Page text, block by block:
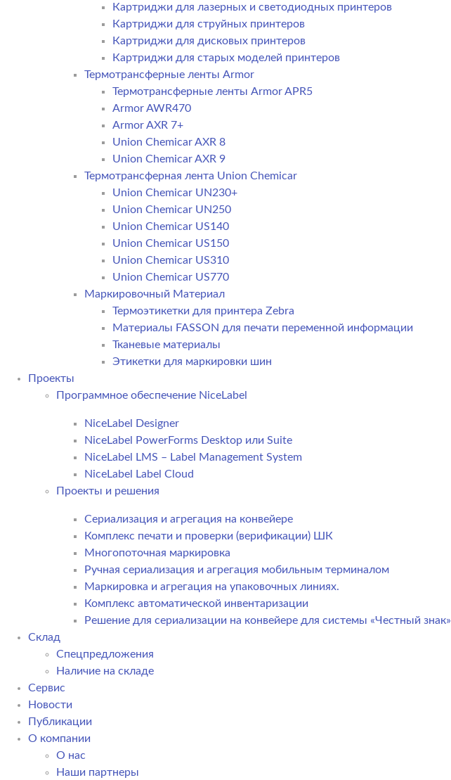
Картриджи для лазерных и светодиодных принтеров
Картриджи для струйных принтеров
Картриджи для дисковых принтеров
Картриджи для старых моделей принтеров
Термотрансферные ленты Armor
Термотрансферные ленты Armor APR5
Armor AWR470
Armor AXR 7+
Union Chemicar AXR 8
Union Chemicar AXR 9
Термотрансферная лента Union Chemicar
Union Chemicar UN230+
Union Chemicar UN250
Union Chemicar US140
Union Chemicar US150
Union Chemicar US310
Union Chemicar US770
Маркировочный Материал
Термоэтикетки для принтера Zebra
Материалы FASSON для печати переменной информации
Тканевые материалы
Этикетки для маркировки шин
Проекты
Программное обеспечение NiceLabel
NiceLabel Designer
NiceLabel PowerForms Desktop или Suite
NiceLabel LMS – Label Management System
NiceLabel Label Cloud
Проекты и решения
Сериализация и агрегация на конвейере
Комплекс печати и проверки (верификации) ШК
Многопоточная маркировка
Ручная сериализация и агрегация мобильным терминалом
Маркировка и агрегация на упаковочных линиях.
Комплекс автоматической инвентаризации
Решение для сериализации на конвейере для системы «Честный знак»
Склад
Спецпредложения
Наличие на складе
Сервис
Новости
Публикации
О компании
О нас
Наши партнеры